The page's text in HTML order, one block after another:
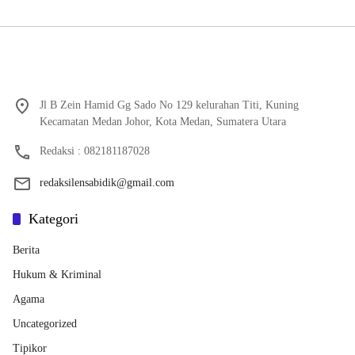
Jl B Zein Hamid Gg Sado No 129 kelurahan Titi, Kuning
Kecamatan Medan Johor, Kota Medan, Sumatera Utara
Redaksi : 082181187028
redaksilensabidik@gmail.com
Kategori
Berita
Hukum & Kriminal
Agama
Uncategorized
Tipikor